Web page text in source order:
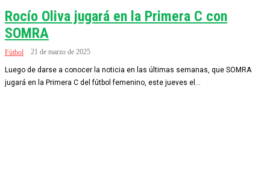
Rocío Oliva jugará en la Primera C con
SOMRA
Fútbol 21 de marzo de 2025
Luego de darse a conocer la noticia en las últimas semanas, que SOMRA
jugará en la Primera C del fútbol femenino, este jueves el...